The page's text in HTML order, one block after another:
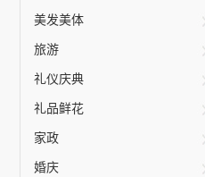
美发美体
旅游
礼仪庆典
礼品鲜花
家政
婚庆